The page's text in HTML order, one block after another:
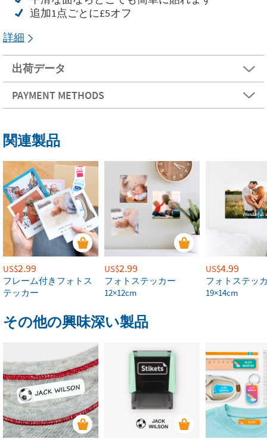
追加1点ごとに£5オフ
詳細
出荷データ
PAYMENT METHODS
関連製品
US$2.99
フレーム付きフォトス
テッカー
US$2.99
フォトステッカー
12×12cm
US$4.99
フォトステッ
19×14cm
その他の興味深い製品